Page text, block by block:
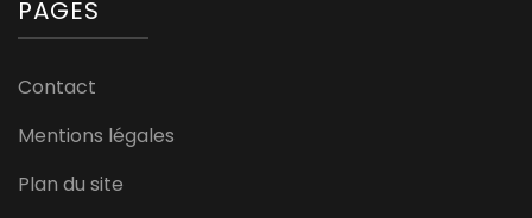
PAGES
Contact
Mentions légales
Plan du site